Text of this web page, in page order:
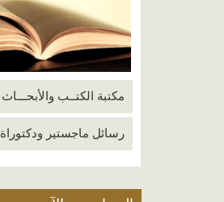
مكتبة الكتــب والأبحـــاث
رسائل ماجستير ودكتوراة